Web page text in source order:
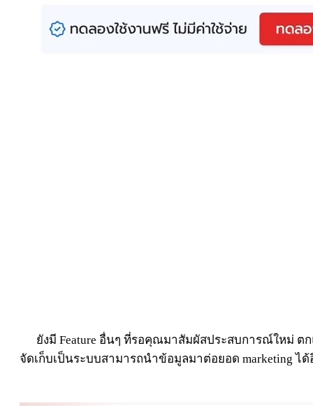
ยังมี Feature อื่นๆ ที่รอคุณมาสัมผัสประสบการณ์ใหม่ ตกแ
จัดเก็บเป็นระบบสามารถนำข้อมูลมาต่อยอด marketing ไ